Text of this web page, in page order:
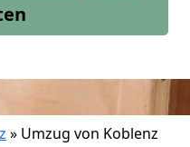
» Umzug von Koblenz